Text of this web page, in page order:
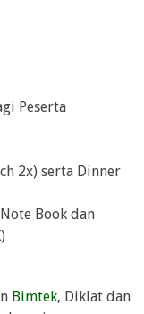
Peserta
2x) serta Dinner
Book dan
Bimtek, Diklat dan